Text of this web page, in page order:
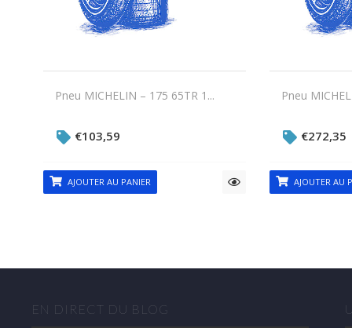
Pneu MICHELIN – 175 65TR 1...
€103,59
AJOUTER AU PANIER
Pneu
€272,35
AJOUTER AU
EN DIRECT DU BLOG